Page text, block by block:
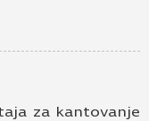
za kantovanje